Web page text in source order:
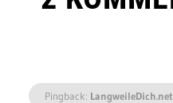
Pingback: